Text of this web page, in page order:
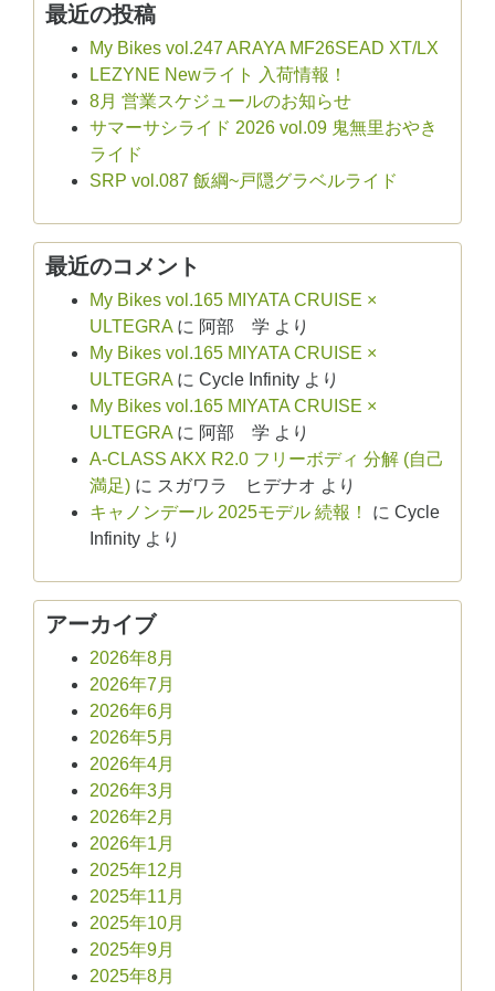
最近の投稿
My Bikes vol.247 ARAYA MF26SEAD XT/LX
LEZYNE Newライト 入荷情報！
8月 営業スケジュールのお知らせ
サマーサシライド 2026 vol.09 鬼無里おやき
ライド
SRP vol.087 飯綱~戸隠グラベルライド
最近のコメント
My Bikes vol.165 MIYATA CRUISE ×
ULTEGRA に 阿部 学 より
My Bikes vol.165 MIYATA CRUISE ×
ULTEGRA に Cycle Infinity より
My Bikes vol.165 MIYATA CRUISE ×
ULTEGRA に 阿部 学 より
A-CLASS AKX R2.0 フリーボディ 分解 (自己
満足) に スガワラ ヒデナオ より
キャノンデール 2025モデル 続報！
に Cycle
Infinity より
アーカイブ
2026年8月
2026年7月
2026年6月
2026年5月
2026年4月
2026年3月
2026年2月
2026年1月
2025年12月
2025年11月
2025年10月
2025年9月
2025年8月